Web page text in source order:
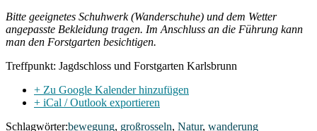
Bitte geeignetes Schuhwerk (Wanderschuhe) und dem Wetter
angepasste Bekleidung tragen. Im Anschluss an die Führung kann
man den Forstgarten besichtigen.
Treffpunkt: Jagdschloss und Forstgarten Karlsbrunn
+ Zu Google Kalender hinzufügen
+ iCal / Outlook exportieren
Schlagwörter:bewegung, großrosseln, Natur, wanderung